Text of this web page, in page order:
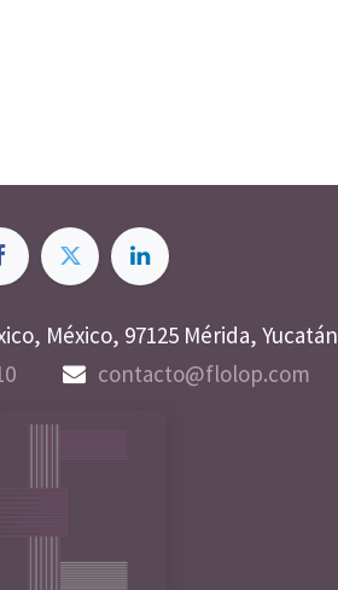
México, 97125 Mérida, Yucatán
contacto@flolop.com